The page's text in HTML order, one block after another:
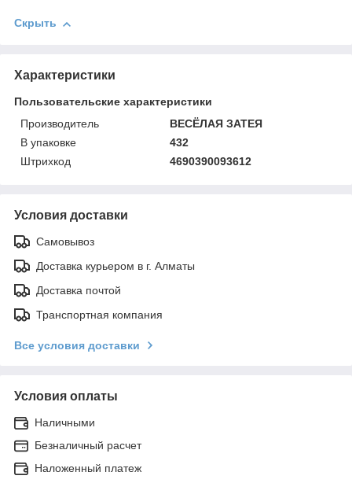
Скрыть
Характеристики
Пользовательские характеристики
Производитель
ВЕСЁЛАЯ ЗАТЕЯ
В упаковке
432
Штрихкод
4690390093612
Условия доставки
Самовывоз
Доставка курьером в г. Алматы
Доставка почтой
Транспортная компания
Все условия доставки
Условия оплаты
Наличными
Безналичный расчет
Наложенный платеж